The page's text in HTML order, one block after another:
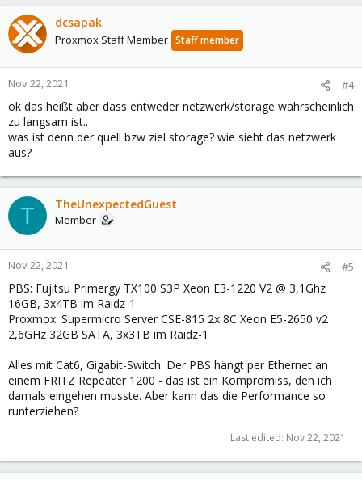
dcsapak
Proxmox Staff Member Staff member
Nov 22, 2021 #4
ok das heißt aber dass entweder netzwerk/storage wahrscheinlich
zu langsam ist..
was ist denn der quell bzw ziel storage? wie sieht das netzwerk
aus?
T TheUnexpectedGuest
Member
Nov 22, 2021 #5
PBS: Fujitsu Primergy TX100 S3P Xeon E3-1220 V2 @ 3,1Ghz
16GB, 3x4TB im Raidz-1
Proxmox: Supermicro Server CSE-815 2x 8C Xeon E5-2650 v2
2,6GHz 32GB SATA, 3x3TB im Raidz-1
Alles mit Cat6, Gigabit-Switch. Der PBS hängt per Ethernet an
einem FRITZ Repeater 1200 - das ist ein Kompromiss, den ich
damals eingehen musste. Aber kann das die Performance so
runterziehen?
Last edited: Nov 22, 2021